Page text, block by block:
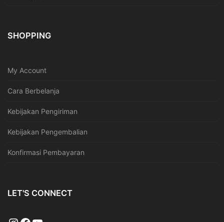
SHOPPING
My Account
Cara Berbelanja
Kebijakan Pengiriman
Kebijakan Pengembalian
Konfirmasi Pembayaran
LET'S CONNECT